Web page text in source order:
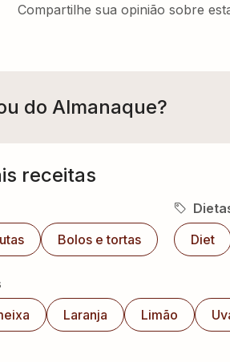
Compartilhe sua opinião sobre
do Almanaque?
receitas
Bolos e tortas
Diet
Laranja Limão